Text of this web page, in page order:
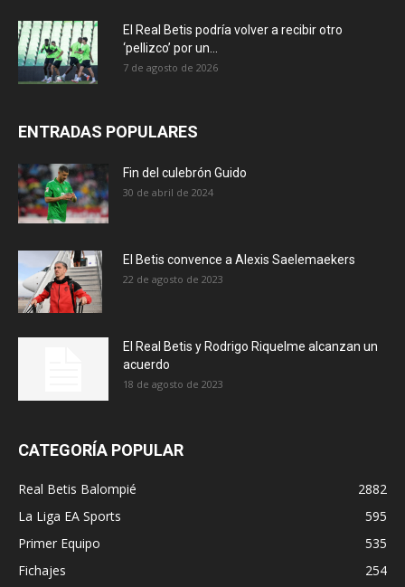
El Real Betis podría volver a recibir otro
‘pellizco’ por un...
7 de agosto de 2026
ENTRADAS POPULARES
Fin del culebrón Guido
30 de abril de 2024
El Betis convence a Alexis Saelemaekers
22 de agosto de 2023
El Real Betis y Rodrigo Riquelme alcanzan un
acuerdo
18 de agosto de 2023
CATEGORÍA POPULAR
Real Betis Balompié
2882
La Liga EA Sports
595
Primer Equipo
535
Fichajes
254